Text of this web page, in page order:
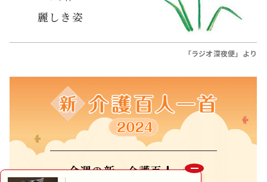
麗しき姿
「ラジオ深夜便」より
今週の新・介護百人一首